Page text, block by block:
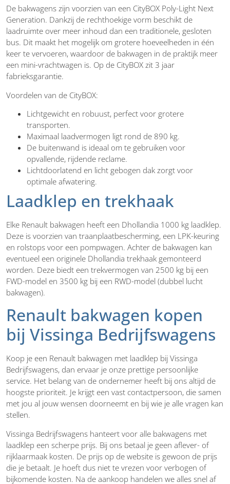
De bakwagens zijn voorzien van een CityBOX Poly-Light Next
Generation. Dankzij de rechthoekige vorm beschikt de
laadruimte over meer inhoud dan een traditionele, gesloten
bus. Dit maakt het mogelijk om grotere hoeveelheden in één
keer te vervoeren, waardoor de bakwagen in de praktijk meer
een mini-vrachtwagen is. Op de CityBOX zit 3 jaar
fabrieksgarantie.
Voordelen van de CityBOX:
Lichtgewicht en robuust, perfect voor grotere
transporten.
Maximaal laadvermogen ligt rond de 890 kg.
De buitenwand is ideaal om te gebruiken voor
opvallende, rijdende reclame.
Lichtdoorlatend en licht gebogen dak zorgt voor
optimale afwatering.
Laadklep en trekhaak
Elke Renault bakwagen heeft een Dhollandia 1000 kg laadklep.
Deze is voorzien van traanplaatbescherming, een LPK-keuring
en rolstops voor een pompwagen. Achter de bakwagen kan
eventueel een originele Dhollandia trekhaak gemonteerd
worden. Deze biedt een trekvermogen van 2500 kg bij een
FWD-model en 3500 kg bij een RWD-model (dubbel lucht
bakwagen).
Renault bakwagen kopen
bij Vissinga Bedrijfswagens
Koop je een Renault bakwagen met laadklep bij Vissinga
Bedrijfswagens, dan ervaar je onze prettige persoonlijke
service. Het belang van de ondernemer heeft bij ons altijd de
hoogste prioriteit. Je krijgt een vast contactpersoon, die samen
met jou al jouw wensen doorneemt en bij wie je alle vragen kan
stellen.
Vissinga Bedrijfswagens hanteert voor alle bakwagens met
laadklep een scherpe prijs. Bij ons betaal je geen aflever- of
rijklaarmaak kosten. De prijs op de website is gewoon de prijs
die je betaalt. Je hoeft dus niet te vrezen voor verbogen of
bijkomende kosten. Na de aankoop handelen we alles snel af